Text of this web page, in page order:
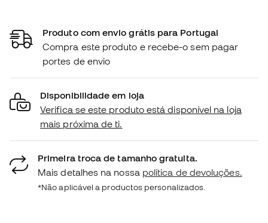
Produto com envio grátis para Portugal
Compra este produto e recebe-o sem pagar
portes de envio
Disponibilidade em loja
Verifica se este produto está disponível na loja
mais próxima de ti.
Primeira troca de tamanho gratuita.
Mais detalhes na nossa política de devoluções.
*Não aplicável a productos personalizados.